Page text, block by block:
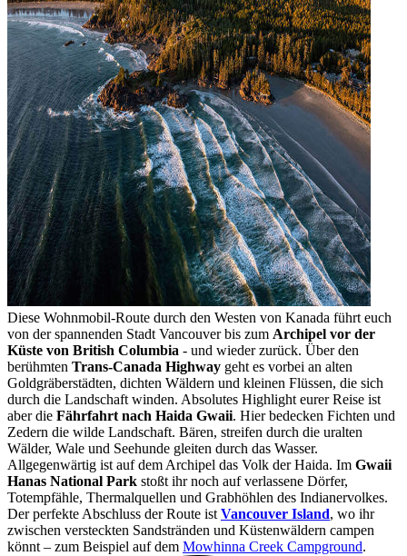
Diese Wohnmobil-Route durch den Westen von Kanada führt euch
von der spannenden Stadt Vancouver bis zum Archipel vor der
Küste von British Columbia - und wieder zurück. Über den
berühmten Trans-Canada Highway geht es vorbei an alten
Goldgräberstädten, dichten Wäldern und kleinen Flüssen, die sich
durch die Landschaft winden. Absolutes Highlight eurer Reise ist
aber die Fährfahrt nach Haida Gwaii. Hier bedecken Fichten und
Zedern die wilde Landschaft. Bären, streifen durch die uralten
Wälder, Wale und Seehunde gleiten durch das Wasser.
Allgegenwärtig ist auf dem Archipel das Volk der Haida. Im Gwaii
Hanas National Park stoßt ihr noch auf verlassene Dörfer,
Totempfähle, Thermalquellen und Grabhöhlen des Indianervolkes.
Der perfekte Abschluss der Route ist Vancouver Island, wo ihr
zwischen versteckten Sandstränden und Küstenwäldern campen
könnt – zum Beispiel auf dem Mowhinna Creek Campground.